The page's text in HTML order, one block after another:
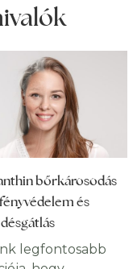
bőrkárosodás
és
legfontosabb